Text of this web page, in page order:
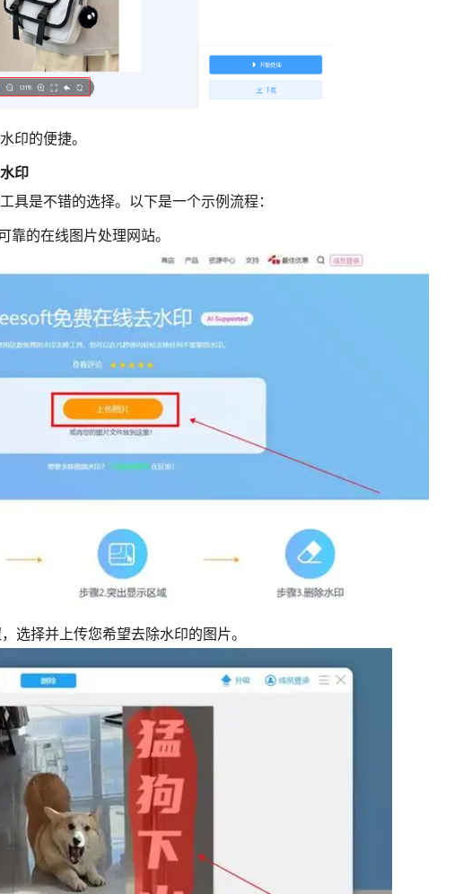
印的便捷。
印
具是不错的选择。以下是一个示例流程：
的在线图片处理网站。
选择并上传您希望去除水印的图片。